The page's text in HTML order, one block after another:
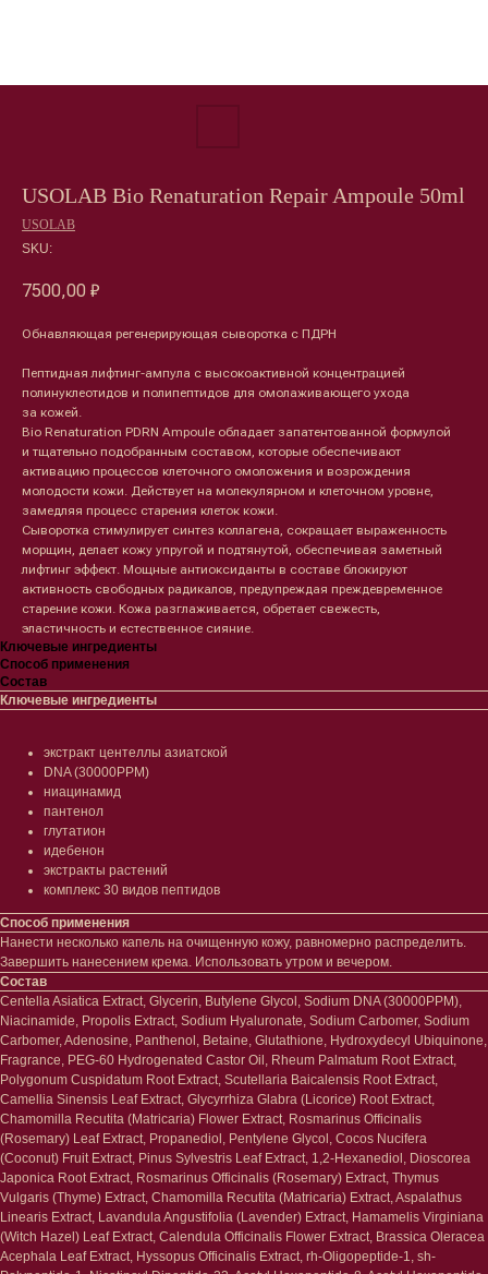
USOLAB Bio Renaturation Repair Ampoule 50ml
USOLAB
SKU:
7500,00 ₽
Обнавляющая регенерирующая сыворотка с ПДРН
Пептидная лифтинг-ампула с высокоактивной концентрацией
полинуклеотидов и полипептидов для омолаживающего ухода
за кожей.
Bio Renaturation PDRN Ampoule обладает запатентованной формулой
и тщательно подобранным составом, которые обеспечивают
активацию процессов клеточного омоложения и возрождения
молодости кожи. Действует на молекулярном и клеточном уровне,
замедляя процесс старения клеток кожи.
Сыворотка стимулирует синтез коллагена, сокращает выраженность
морщин, делает кожу упругой и подтянутой, обеспечивая заметный
лифтинг эффект. Мощные антиоксиданты в составе блокируют
активность свободных радикалов, предупреждая преждевременное
старение кожи. Кожа разглаживается, обретает свежесть,
эластичность и естественное сияние.
Ключевые ингредиенты
Способ применения
Состав
Ключевые ингредиенты
экстракт центеллы азиатской
DNA (30000PPM)
ниацинамид
пантенол
глутатион
идебенон
экстракты растений
комплекс 30 видов пептидов
Способ применения
Нанести несколько капель на очищенную кожу, равномерно распределить.
Завершить нанесением крема. Использовать утром и вечером.
Состав
Centella Asiatica Extract, Glycerin, Butylene Glycol, Sodium DNA (30000PPM),
Niacinamide, Propolis Extract, Sodium Hyaluronate, Sodium Carbomer, Sodium
Carbomer, Adenosine, Panthenol, Betaine, Glutathione, Hydroxydecyl Ubiquinone,
Fragrance, PEG-60 Hydrogenated Castor Oil, Rheum Palmatum Root Extract,
Polygonum Cuspidatum Root Extract, Scutellaria Baicalensis Root Extract,
Camellia Sinensis Leaf Extract, Glycyrrhiza Glabra (Licorice) Root Extract,
Chamomilla Recutita (Matricaria) Flower Extract, Rosmarinus Officinalis
(Rosemary) Leaf Extract, Propanediol, Pentylene Glycol, Cocos Nucifera
(Coconut) Fruit Extract, Pinus Sylvestris Leaf Extract, 1,2-Hexanediol, Dioscorea
Japonica Root Extract, Rosmarinus Officinalis (Rosemary) Extract, Thymus
Vulgaris (Thyme) Extract, Chamomilla Recutita (Matricaria) Extract, Aspalathus
Linearis Extract, Lavandula Angustifolia (Lavender) Extract, Hamamelis Virginiana
(Witch Hazel) Leaf Extract, Calendula Officinalis Flower Extract, Brassica Oleracea
Acephala Leaf Extract, Hyssopus Officinalis Extract, rh-Oligopeptide-1, sh-
Тело
Проблемы
Кремы
Лосьоны
Очищение
Шея и зона декольте
Пилинги/масла
Уход за руками
Уход за ногами
Средства для ванны
Гаджеты
Сертификаты
Наборы
Лицо
Проблемы
Очищение
Увлажнение/питание
Сыворотки/ эссенции
Ретинол
Защита от солнца
Тонизация
Восстановление
Маски и патчи
Уход за губами
Декоротивная косметика
Волосы
Проблемы
Шампуни
Кондиционеры/бальзамы